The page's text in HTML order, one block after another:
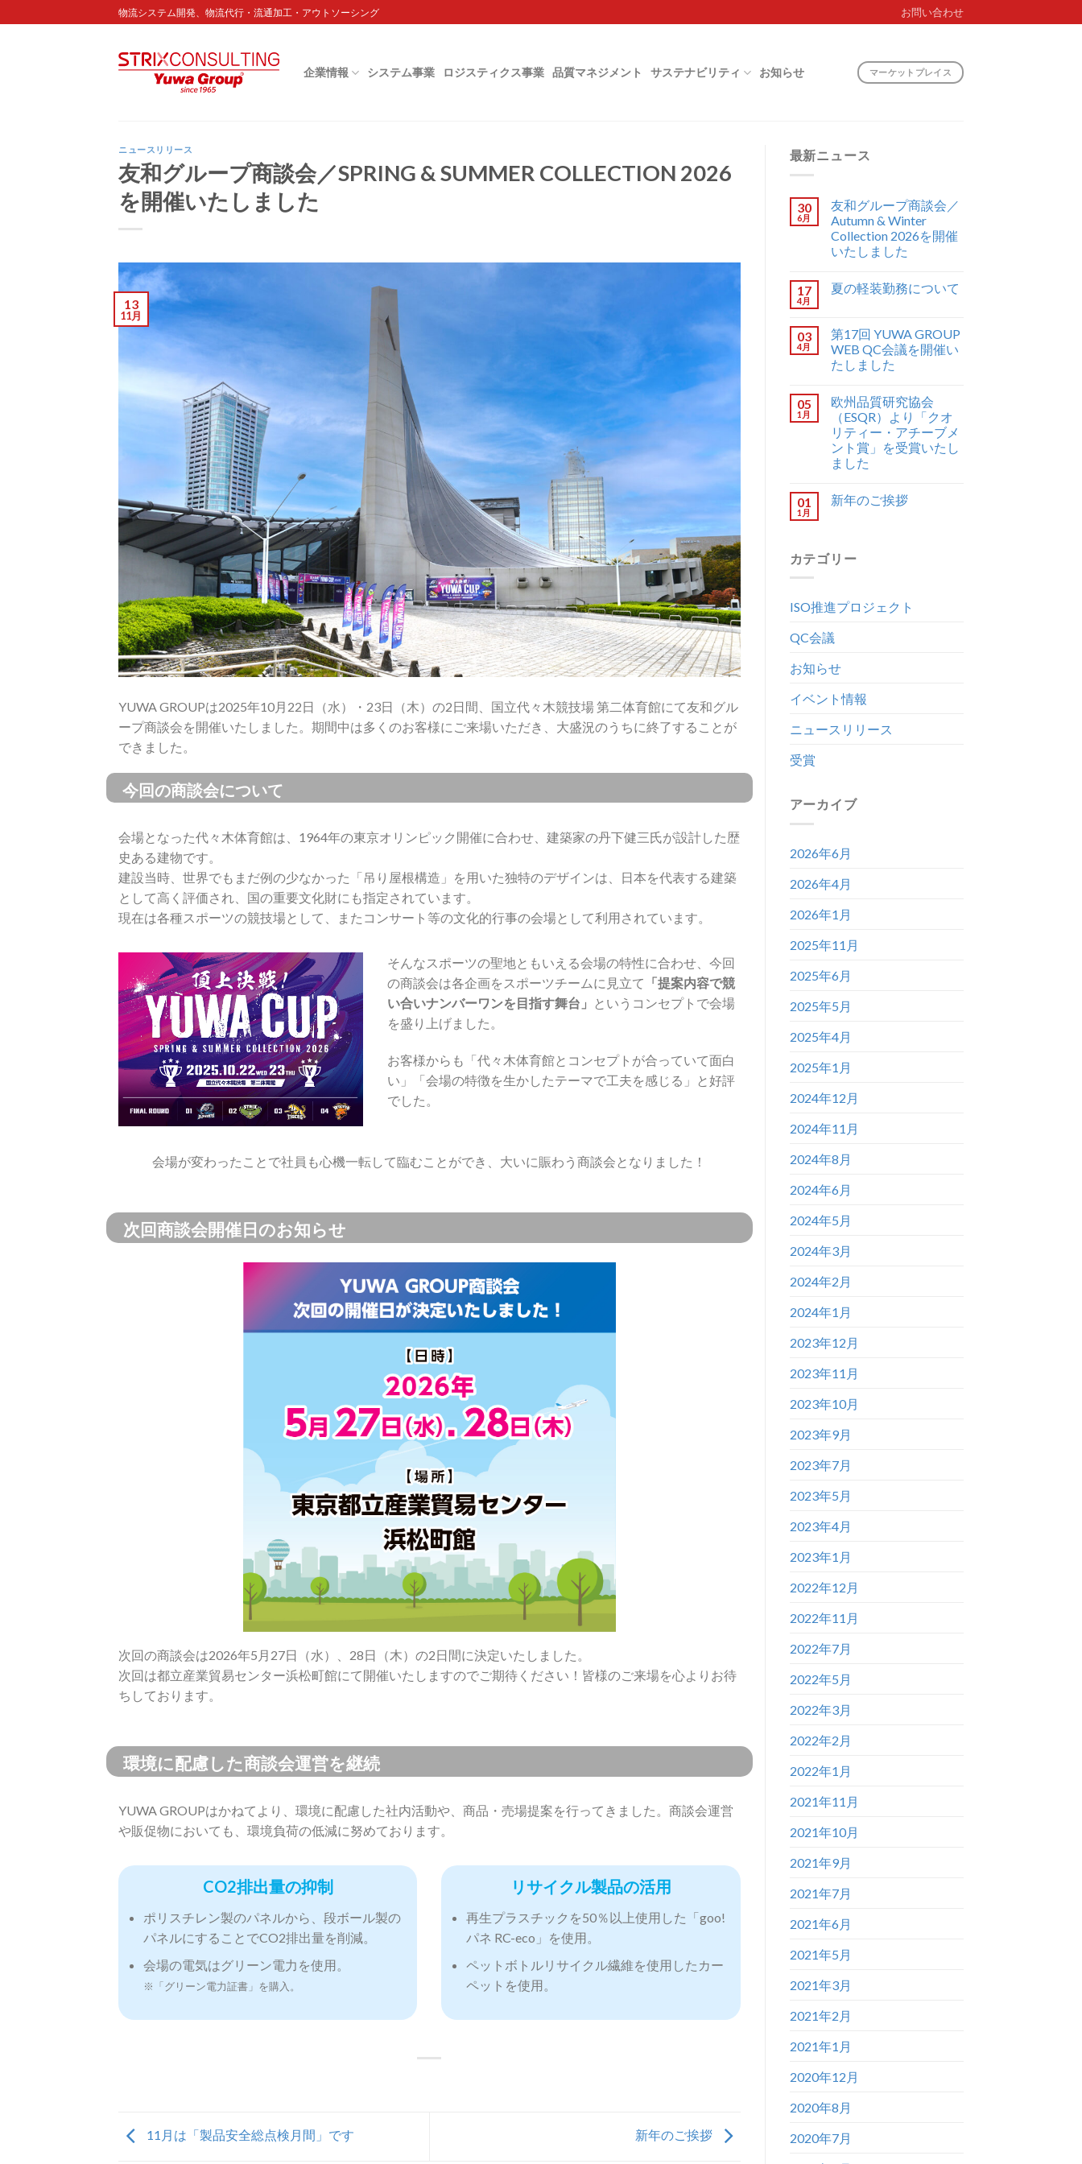
to
物流システム開発、物流代行・流通加工・アウトソーシング お問い合わせ
企業情報 システム事業 ロジスティクス事業 品質マネジメント サステナビリティ お知らせ マーケットプレイス
ニュースリリース
友和グループ商談会／SPRING & SUMMER COLLECTION 2026
を開催いたしました
13
11月
YUWA GROUPは2025年10月22日（水）・23日（木）の2日間、国立代々木競技場 第二体育館にて友和グル
ープ商談会を開催いたしました。期間中は多くのお客様にご来場いただき、大盛況のうちに終了することが
できました。
今回の商談会について
会場となった代々木体育館は、1964年の東京オリンピック開催に合わせ、建築家の丹下健三氏が設計した歴
史ある建物です。
建設当時、世界でもまだ例の少なかった「吊り屋根構造」を用いた独特のデザインは、日本を代表する建築
として高く評価され、国の重要文化財にも指定されています。
現在は各種スポーツの競技場として、またコンサート等の文化的行事の会場として利用されています。
そんなスポーツの聖地ともいえる会場の特性に合わせ、今回
の商談会は各企画をスポーツチームに見立て 「提案内容で競
い合いナンバーワンを目指す舞台」
というコンセプトで会場
を盛り上げました。
お客様からも「代々木体育館とコンセプトが合っていて面白
い」「会場の特徴を生かしたテーマで工夫を感じる」と好評
でした。
会場が変わったことで社員も心機一転して臨むことができ、大いに賑わう商談会となりました！
次回商談会開催日のお知らせ
次回の商談会は2026年5月27日（水）、28日（木）の2日間に決定いたしました。
次回は都立産業貿易センター浜松町館にて開催いたしますのでご期待ください！皆様のご来場を心よりお待
ちしております。
環境に配慮した商談会運営を継続
YUWA GROUPはかねてより、環境に配慮した社内活動や、商品・売場提案を行ってきました。商談会運営
や販促物においても、環境負荷の低減に努めております。
CO2排出量の抑制
ポリスチレン製のパネルから、段ボール製の
パネルにすることでCO2排出量を削減。
会場の電気はグリーン電力を使用。
※「グリーン電力証書」を購入。
リサイクル製品の活用
再生プラスチックを50％以上使用した「goo!
パネ RC-eco」を使用。
ペットボトルリサイクル繊維を使用したカー
ペットを使用。
11月は「製品安全総点検月間」です 新年のご挨拶
最新ニュース
30
6月
友和グループ商談会／
Autumn & Winter
Collection 2026を開催
いたしました
17
4月
夏の軽装勤務について
03
4月
第17回 YUWA GROUP
WEB QC会議を開催い
たしました
05
1月
欧州品質研究協会
（ESQR）より「クオ
リティー・アチーブメ
ント賞」を受賞いたし
ました
01
1月
新年のご挨拶
カテゴリー
ISO推進プロジェクト
QC会議
お知らせ
イベント情報
ニュースリリース
受賞
アーカイブ
2026年6月
2026年4月
2026年1月
2025年11月
2025年6月
2025年5月
2025年4月
2025年1月
2024年12月
2024年11月
2024年8月
2024年6月
2024年5月
2024年3月
2024年2月
2024年1月
2023年12月
2023年11月
2023年10月
2023年9月
2023年7月
2023年5月
2023年4月
2023年1月
2022年12月
2022年11月
2022年7月
2022年5月
2022年3月
2022年2月
2022年1月
2021年11月
2021年10月
2021年9月
2021年7月
2021年6月
2021年5月
2021年3月
2021年2月
2021年1月
2020年12月
2020年8月
2020年7月